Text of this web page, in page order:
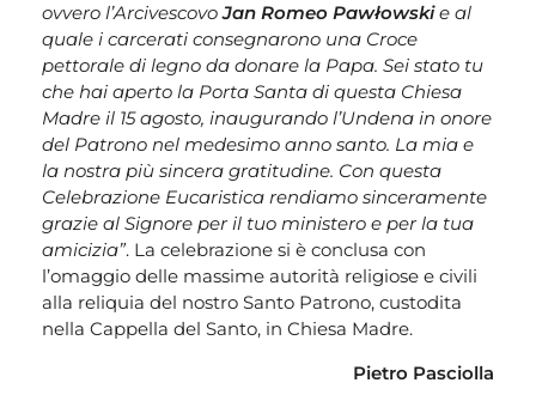
ovvero l’ArcivescovoJan Romeo Pawłowskie al
quale i carcerati consegnarono una Croce
pettorale di legno da donare la Papa. Sei stato tu
che hai aperto la Porta Santa di questa Chiesa
Madre il 15 agosto, inaugurando l’Undena in onore
del Patrono nel medesimo anno santo. La mia e
la nostra più sincera gratitudine. Con questa
Celebrazione Eucaristica rendiamo sinceramente
grazie al Signore per il tuo ministero e per la tua
amicizia”. La celebrazione si è conclusa con
l’omaggio delle massime autorità religiose e civili
alla reliquia del nostro Santo Patrono, custodita
nella Cappella del Santo, in Chiesa Madre.
Pietro Pasciolla